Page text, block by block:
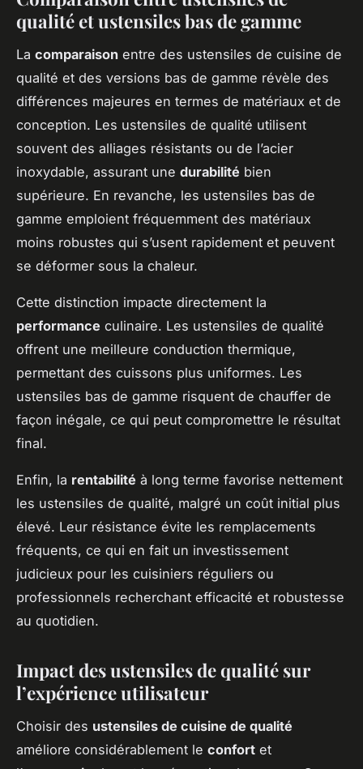
qualité et ustensiles bas de gamme
La comparaison entre des ustensiles de cuisine de
qualité et des versions bas de gamme révèle des
différences majeures en termes de matériaux et de
conception. Les ustensiles de qualité utilisent
souvent des alliages résistants ou de l’acier
inoxydable, assurant une durabilité bien
supérieure. En revanche, les ustensiles bas de
gamme emploient fréquemment des matériaux
moins robustes qui s’usent rapidement et peuvent
se déformer sous la chaleur.
Cette distinction impacte directement la
performance culinaire. Les ustensiles de qualité
offrent une meilleure conduction thermique,
permettant des cuissons plus uniformes. Les
ustensiles bas de gamme risquent de chauffer de
façon inégale, ce qui peut compromettre le résultat
final.
Enfin, la rentabilité à long terme favorise nettement
les ustensiles de qualité, malgré un coût initial plus
élevé. Leur résistance évite les remplacements
fréquents, ce qui en fait un investissement
judicieux pour les cuisiniers réguliers ou
professionnels recherchant efficacité et robustesse
au quotidien.
Impact des ustensiles de qualité sur
l’expérience utilisateur
Choisir des ustensiles de cuisine de qualité
améliore considérablement le confort et